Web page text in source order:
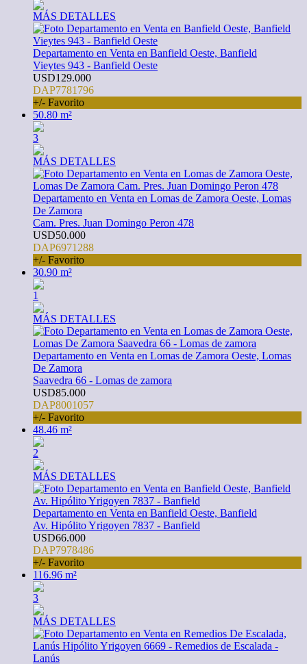
MÁS DETALLES
Departamento en Venta en Banfield Oeste, Banfield
Vieytes 943 - Banfield Oeste
USD129.000
DAP7781796
+/- Favorito
50.80 m²
3
MÁS DETALLES
Departamento en Venta en Lomas de Zamora Oeste, Lomas
De Zamora
Cam. Pres. Juan Domingo Peron 478
USD50.000
DAP6971288
+/- Favorito
30.90 m²
1
MÁS DETALLES
Departamento en Venta en Lomas de Zamora Oeste, Lomas
De Zamora
Saavedra 66 - Lomas de zamora
USD85.000
DAP8001057
+/- Favorito
48.46 m²
2
MÁS DETALLES
Departamento en Venta en Banfield Oeste, Banfield
Av. Hipólito Yrigoyen 7837 - Banfield
USD66.000
DAP7978486
+/- Favorito
116.96 m²
3
MÁS DETALLES